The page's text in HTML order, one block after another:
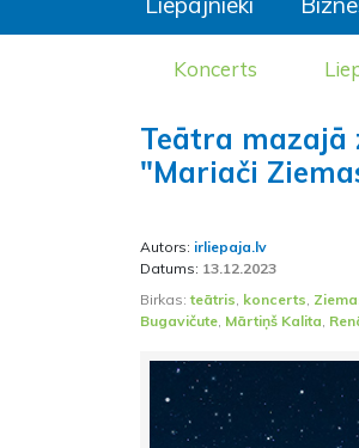
Koncerts
Teātra mazajā
"Mariači
Autors: irliepaja.lv
Datums: 13.12.2023
Birkas:teātris, koncerts,
Bugavičute, Mārtiņš Kalita,